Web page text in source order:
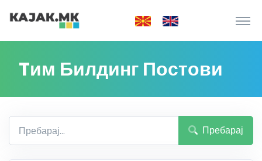
Tим Билдинг Постови
Пребарај